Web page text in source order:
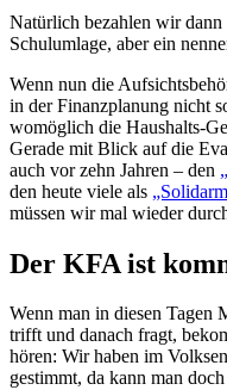
Natürlich bezahlen wir
Schulumlage, aber ein
Wenn nun die
in der Finanzplanung nicht
womöglich die Haushalts-
Gerade mit Blick auf die
auch vor zehn Jahren – den
den heute viele als
müssen wir mal wieder
Der KFA ist
Wenn man in diesen Tagen
trifft und danach fragt,
hören: Wir haben im
gestimmt, da kann man